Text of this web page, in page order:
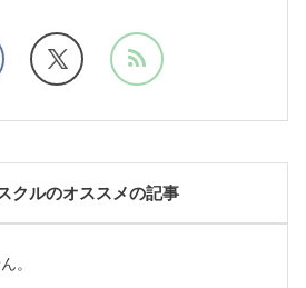
クルのオススメの記事
。